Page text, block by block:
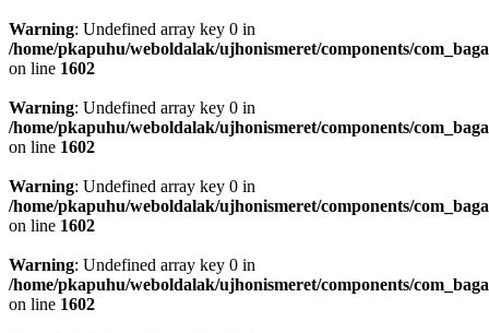
Warning: Undefined array key 0 in
/home/pkapuhu/weboldalak/ujhonismeret/components/
on line 1602
Warning: Undefined array key 0 in
/home/pkapuhu/weboldalak/ujhonismeret/components/
on line 1602
Warning: Undefined array key 0 in
/home/pkapuhu/weboldalak/ujhonismeret/components/
on line 1602
Warning: Undefined array key 0 in
/home/pkapuhu/weboldalak/ujhonismeret/components/
on line 1602